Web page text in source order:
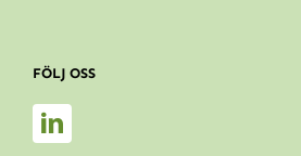
FÖLJ OSS